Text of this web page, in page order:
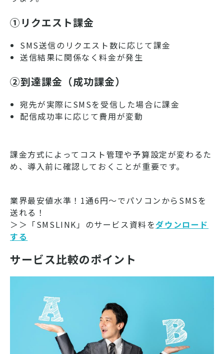
①リクエスト課金
SMS送信のリクエスト数に応じて課金
送信結果に関係なく料金が発生
②到達課金（成功課金）
宛先が実際にSMSを受信した場合に課金
配信成功率に応じて費用が変動
課金方式によってコスト管理や予算設定が変わるた
め、導入前に確認しておくことが重要です。
業界最安値水準！1通6円～でパソコンからSMSを
送れる！
＞＞「SMSLINK」のサービス資料をダウンロード
する
サービス比較のポイント